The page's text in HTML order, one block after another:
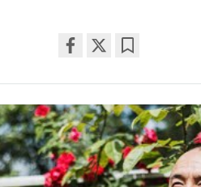
on
facebook